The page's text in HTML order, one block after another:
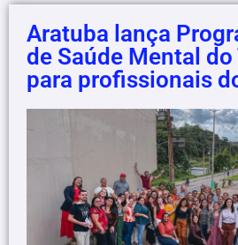
Aratuba lança
de Saúde Mental
para profissionais